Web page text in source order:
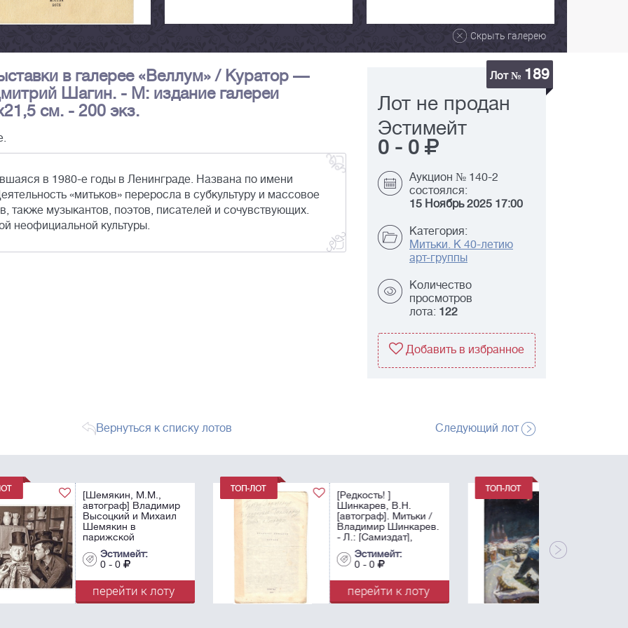
Скрыть галерею
в галерее «Веллум» / Куратор —
Шагин. - М: издание галереи
см. - 200 экз.
в 1980-е годы в Ленинграде. Названа по имени
«митьков» переросла в субкультуру и массовое
также музыкантов, поэтов, писателей и сочувствующих.
неофициальной культуры.
Лот № 189
Лот не продан
Эстимейт
0 - 0
Аукцион № 140-2
состоялся:
15 Ноябрь 2025 17:00
Категория:
Митьки. К 40-летию
арт-группы
Количество
просмотров
лота: 122
Добавить в избранное
Вернуться к списку лотов Следующий лот
...
Шинкарев, В.Н.
[автограф]. Митьки /
Владимир Шинкарев.
1988. - 30 с.; 30х20
перейти к лоту
надпись актрисе Л.М.
Гурченко] Тихомиров,
В.И. «Матрос на
Холст, масло. - 60х46
перейти к лоту